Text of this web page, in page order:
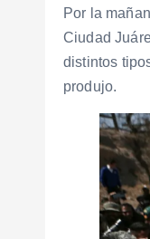
Por la
Ciudad
distintos
produjo.